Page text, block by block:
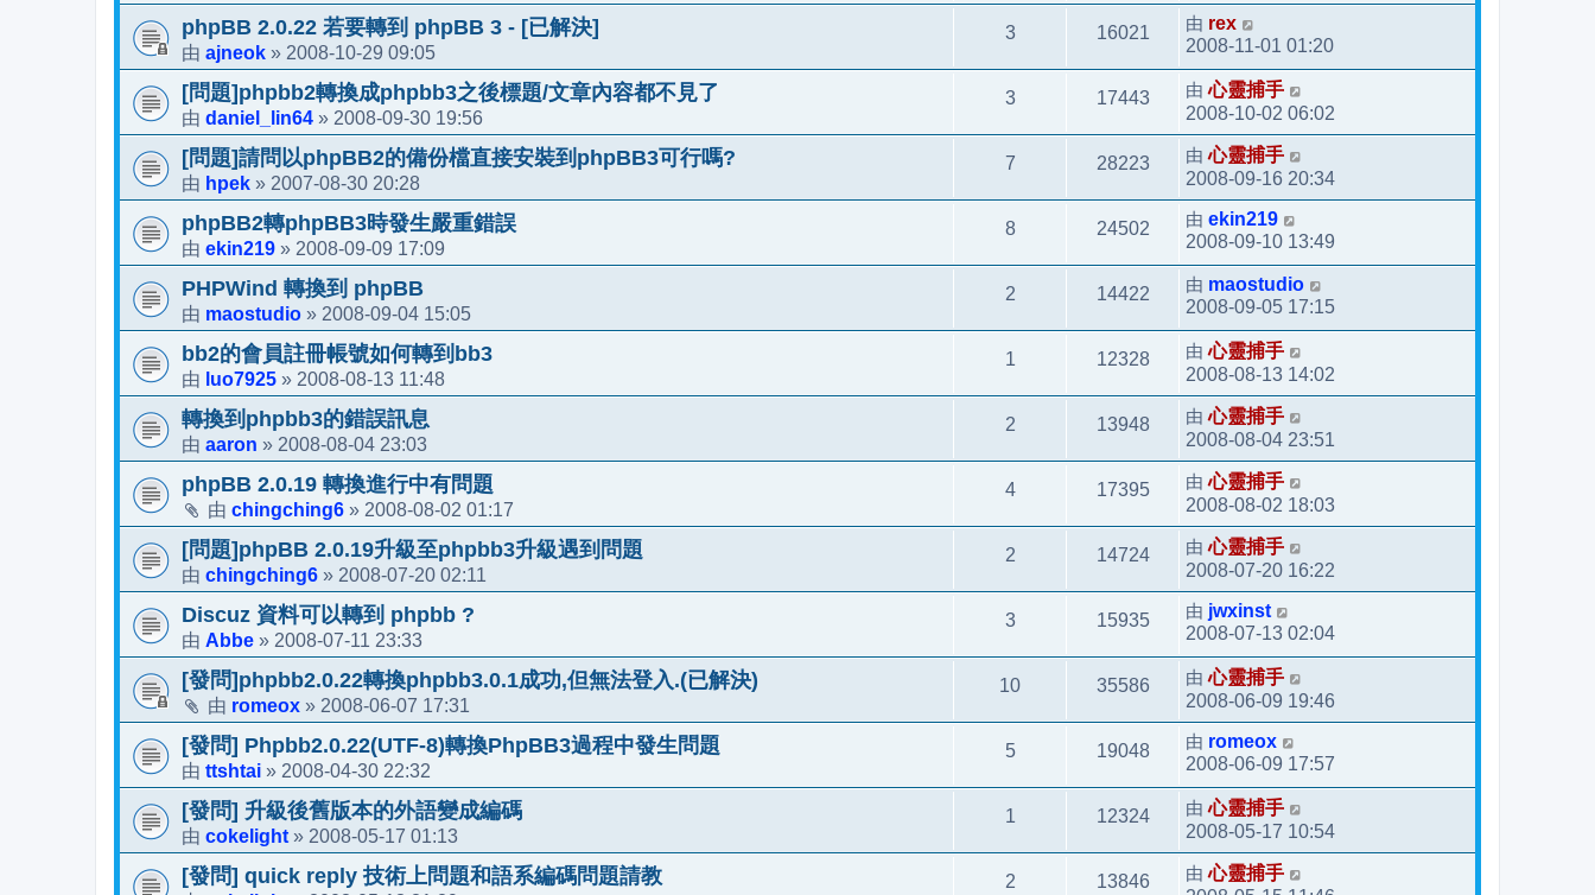
phpBB 2.0.22 若要轉到 phpBB 3 - [已解決]
由 ajneok » 2008-10-29 09:05
3 16021 由 rex
2008-11-01 01:20
[問題]phpbb2轉換成phpbb3之後標題/文章內容都不見了
由 daniel_lin64 » 2008-09-30 19:56
3 17443 由心靈捕手
2008-10-02 06:02
[問題]請問以phpBB2的備份檔直接安裝到phpBB3可行嗎?
由 hpek » 2007-08-30 20:28
7 28223 由心靈捕手
2008-09-16 20:34
phpBB2轉phpBB3時發生嚴重錯誤
由 ekin219 » 2008-09-09 17:09
8 24502 由 ekin219
2008-09-10 13:49
PHPWind 轉換到 phpBB
由 maostudio » 2008-09-04 15:05
2 14422 由 maostudio
2008-09-05 17:15
bb2的會員註冊帳號如何轉到bb3
由 luo7925 » 2008-08-13 11:48
1 12328 由心靈捕手
2008-08-13 14:02
轉換到phpbb3的錯誤訊息
由 aaron » 2008-08-04 23:03
2 13948 由心靈捕手
2008-08-04 23:51
phpBB 2.0.19 轉換進行中有問題
由 chingching6 » 2008-08-02 01:17
4 17395 由心靈捕手
2008-08-02 18:03
[問題]phpBB 2.0.19升級至phpbb3升級遇到問題
由 chingching6 » 2008-07-20 02:11
2 14724 由心靈捕手
2008-07-20 16:22
Discuz 資料可以轉到 phpbb ?
由 Abbe » 2008-07-11 23:33
3 15935 由 jwxinst
2008-07-13 02:04
[發問]phpbb2.0.22轉換phpbb3.0.1成功,但無法登入.(已解決)
由 romeox » 2008-06-07 17:31
10 35586 由心靈捕手
2008-06-09 19:46
[發問] Phpbb2.0.22(UTF-8)轉換PhpBB3過程中發生問題
由 ttshtai » 2008-04-30 22:32
5 19048 由 romeox
2008-06-09 17:57
[發問] 升級後舊版本的外語變成編碼
由 cokelight » 2008-05-17 01:13
1 12324 由心靈捕手
2008-05-17 10:54
[發問] quick reply 技術上問題和語系編碼問題請教 2 13846 由心靈捕手